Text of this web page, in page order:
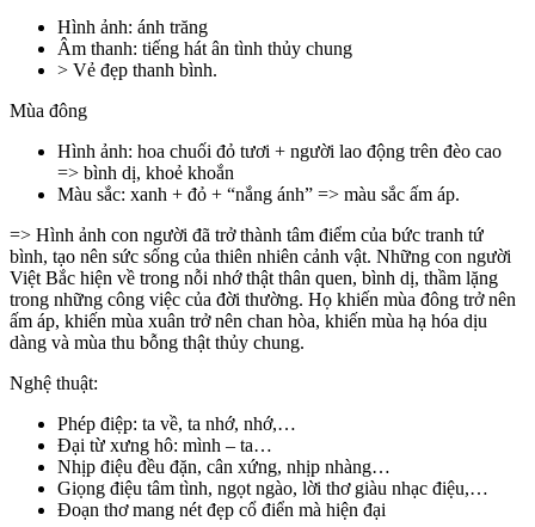
Hình ảnh: ánh trăng
Âm thanh: tiếng hát ân tình thủy chung
> Vẻ đẹp thanh bình.
Mùa đông
Hình ảnh: hoa chuối đỏ tươi + người lao động trên đèo cao
=> bình dị, khoẻ khoắn
Màu sắc: xanh + đỏ + “nắng ánh” => màu sắc ấm áp.
=> Hình ảnh con người đã trở thành tâm điểm của bức tranh tứ
bình, tạo nên sức sống của thiên nhiên cảnh vật. Những con người
Việt Bắc hiện về trong nỗi nhớ thật thân quen, bình dị, thầm lặng
trong những công việc của đời thường. Họ khiến mùa đông trở nên
ấm áp, khiến mùa xuân trở nên chan hòa, khiến mùa hạ hóa dịu
dàng và mùa thu bỗng thật thủy chung.
Nghệ thuật:
Phép điệp: ta về, ta nhớ, nhớ,…
Đại từ xưng hô: mình – ta…
Nhịp điệu đều đặn, cân xứng, nhịp nhàng…
Giọng điệu tâm tình, ngọt ngào, lời thơ giàu nhạc điệu,…
Đoạn thơ mang nét đẹp cổ điển mà hiện đại